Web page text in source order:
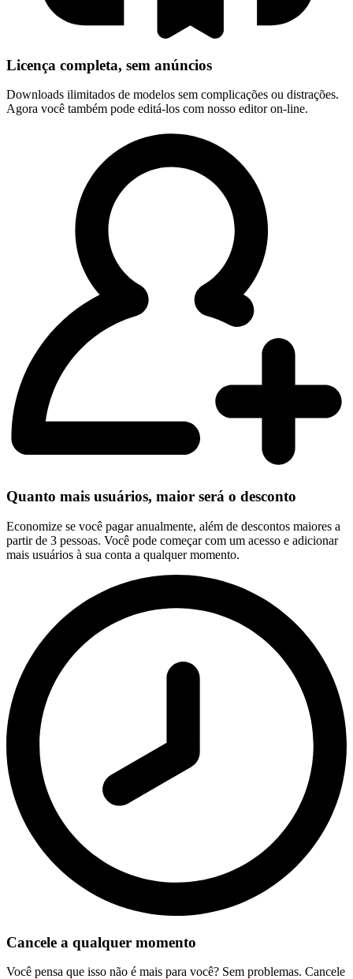
Licença completa, sem anúncios
Downloads ilimitados de modelos sem complicações ou distrações.
Agora você também pode editá-los com nosso editor on-line.
Quanto mais usuários, maior será o desconto
Economize se você pagar anualmente, além de descontos maiores a
partir de 3 pessoas. Você pode começar com um acesso e adicionar
mais usuários à sua conta a qualquer momento.
Cancele a qualquer momento
Você pensa que isso não é mais para você? Sem problemas. Cancele